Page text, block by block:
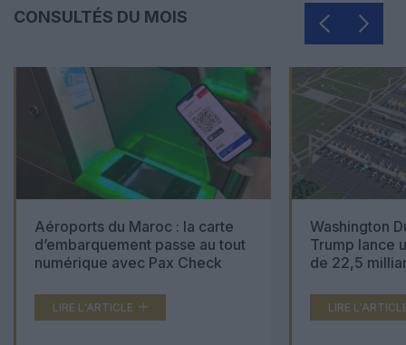
CONSULTÉS DU MOIS
Aéroports du Maroc : la carte
d’embarquement passe au tout
numérique avec Pax Check
LIRE L'ARTICLE
Washington
Trump lance
de 22,5
LIRE